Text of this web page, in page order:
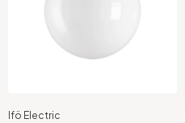
Ifö Electric